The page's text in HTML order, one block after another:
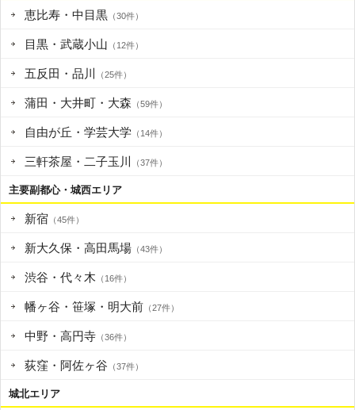
恵比寿・中目黒 （30件）
目黒・武蔵小山 （12件）
五反田・品川 （25件）
蒲田・大井町・大森 （59件）
自由が丘・学芸大学 （14件）
三軒茶屋・二子玉川 （37件）
主要副都心・城西エリア
新宿 （45件）
新大久保・高田馬場 （43件）
渋谷・代々木 （16件）
幡ヶ谷・笹塚・明大前 （27件）
中野・高円寺 （36件）
荻窪・阿佐ヶ谷 （37件）
城北エリア